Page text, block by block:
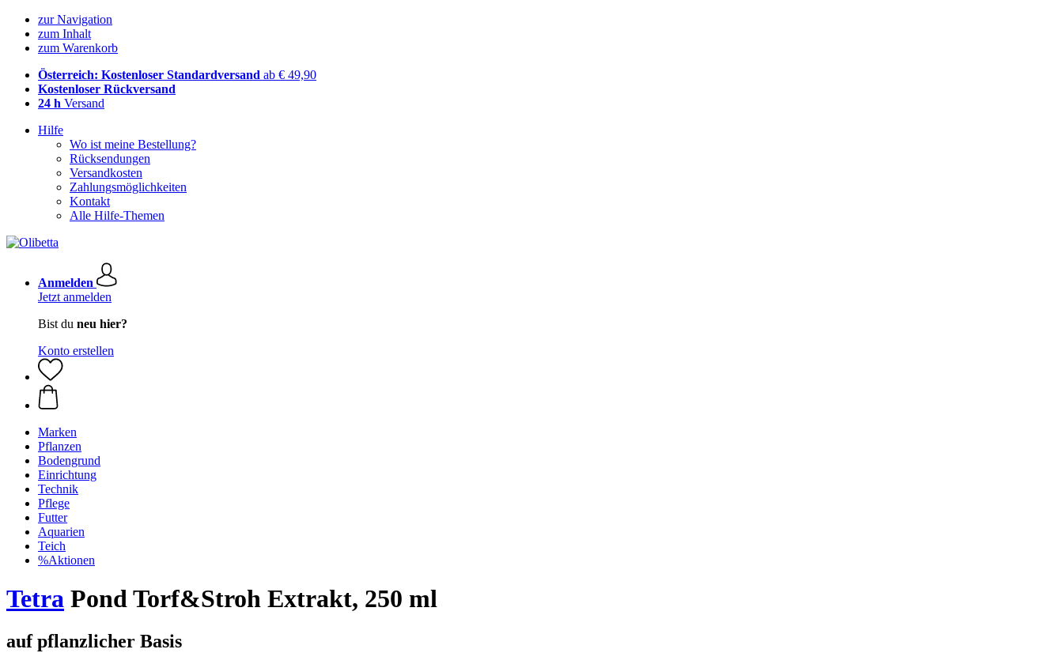
zur Navigation
zum Inhalt
zum Warenkorb
Österreich: Kostenloser Standardversand ab € 49,90
Kostenloser Rückversand
24 h Versand
Hilfe
Wo ist meine Bestellung?
Rücksendungen
Versandkosten
Zahlungsmöglichkeiten
Kontakt
Alle Hilfe-Themen
Anmelden
Jetzt anmelden
Bist du neu hier?
Konto erstellen
Marken
Pflanzen
Bodengrund
Einrichtung
Technik
Pflege
Futter
Aquarien
Teich
%Aktionen
Tetra Pond Torf&Stroh Extrakt, 250 ml
auf pflanzlicher Basis